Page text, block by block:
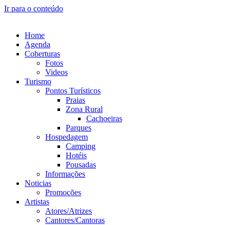
Ir para o conteúdo
Home
Agenda
Coberturas
Fotos
Videos
Turismo
Pontos Turísticos
Praias
Zona Rural
Cachoeiras
Parques
Hospedagem
Camping
Hotéis
Pousadas
Informações
Noticias
Promoções
Artistas
Atores/Atrizes
Cantores/Cantoras